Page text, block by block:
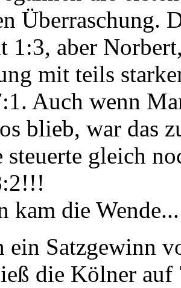
Überraschung.
1:3, aber
mit teils
Auch wenn
blieb, war das
steuerte gleich
kam die Wende...
ein Satzgewinn
die Kölner auf